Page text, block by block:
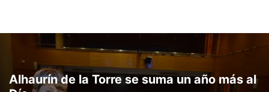
Alhaurín de la Torre se suma un año más al